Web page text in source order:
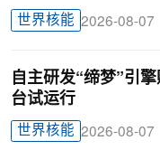
世界核能 2026-08-07
自主研发“缔梦”引
台试运行
世界核能 2026-08-07